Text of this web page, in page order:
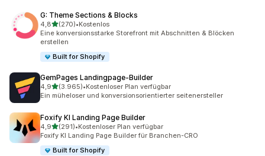
G: Theme Sections & Blocks
4,8von 5 Sternen
(270)
270 Rezensionen insgesamt
•Kostenlos
Eine konversionsstarke Storefront mit Abschnitten & Blöcken
erstellen
Built for Shopify
GemPages Landingpage‑Builder
4,9von 5 Sternen
(3.965)
3965 Rezensionen insgesamt
•Kostenloser Plan verfügbar
Ein müheloser und konversionsorientierter seitenersteller
Foxify KI Landing Page Builder
4,9von 5 Sternen
(291)
291 Rezensionen insgesamt
•Kostenloser Plan verfügbar
Foxify KI Landing Page Builder für Branchen-CRO
Built for Shopify